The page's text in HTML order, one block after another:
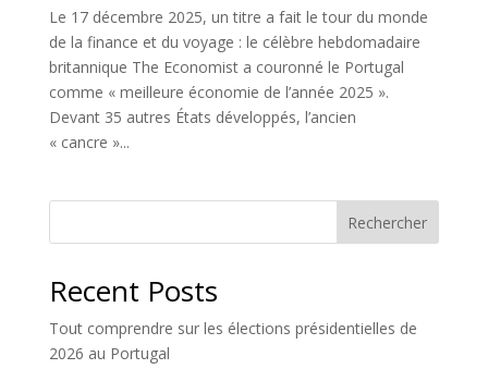
Le 17 décembre 2025, un titre a fait le tour du monde
de la finance et du voyage : le célèbre hebdomadaire
britannique The Economist a couronné le Portugal
comme « meilleure économie de l’année 2025 ».
Devant 35 autres États développés, l’ancien
« cancre »...
Rechercher
Recent Posts
Tout comprendre sur les élections présidentielles de
2026 au Portugal